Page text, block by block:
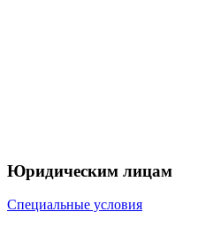
Юридическим лицам
Специальные условия